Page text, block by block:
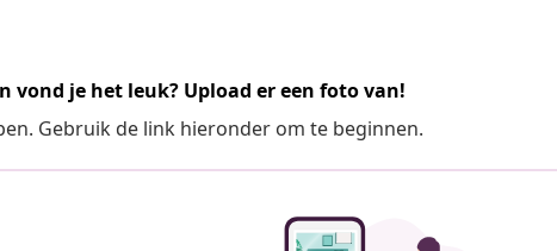
vond je het leuk? Upload er een foto van!
Gebruik de link hieronder om te beginnen.